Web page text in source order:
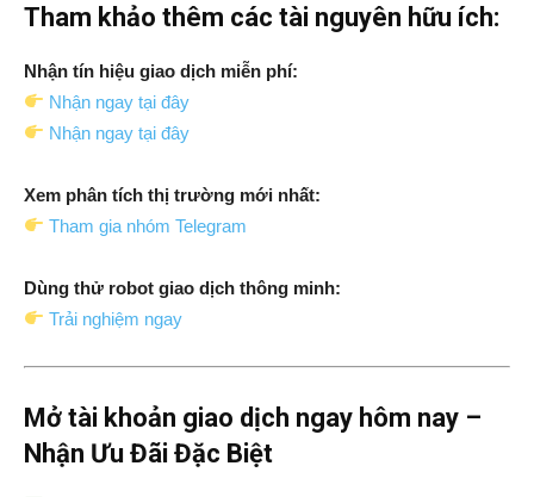
Tham khảo thêm các tài nguyên hữu ích:
Nhận tín hiệu giao dịch miễn phí:
Nhận ngay tại đây
Nhận ngay tại đây
Xem phân tích thị trường mới nhất:
Tham gia nhóm Telegram
Dùng thử robot giao dịch thông minh:
Trải nghiệm ngay
Mở tài khoản giao dịch ngay hôm nay –
Nhận Ưu Đãi Đặc Biệt